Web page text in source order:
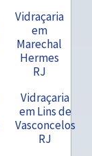
Vidraçaria
em
Marechal
Hermes
RJ
Vidraçaria
em Lins de
Vasconcelos
RJ